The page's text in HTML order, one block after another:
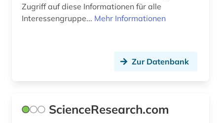
schwangerschaft (1)
sozialwissenschaften (7)
Zugriff auf diese Informationen für alle
Interessengruppe... Mehr Informationen
Zur Datenbank
ScienceResearch.com